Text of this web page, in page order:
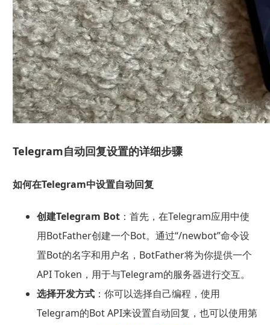
Telegram自动回复设置的详细步骤
如何在Telegram中设置自动回复
创建Telegram Bot：首先，在Telegram应用中使
用BotFather创建一个Bot。通过“/newbot”命令设
置Bot的名字和用户名，BotFather将为你提供一个
API Token，用于与Telegram的服务器进行交互。
选择开发方式：你可以选择自己编程，使用
Telegram的Bot API来设置自动回复，也可以使用第